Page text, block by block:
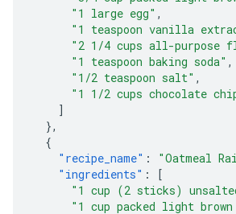
"1 large egg" ,
"1 teaspoon vanilla
"2 1/4 cups all-purpose
"1 teaspoon baking soda" ,
"1/2 teaspoon salt" ,
"1 1/2 cups chocolate
]
},
{
"recipe_name" : "Oatmeal
"ingredients" :
[
"1 cup (2 sticks)
"1 cup packed light brown